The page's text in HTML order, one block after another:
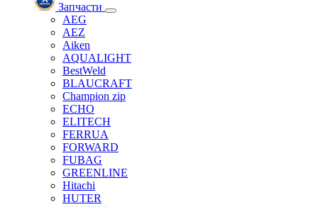
Запчасти
AEG
AEZ
Aiken
AQUALIGHT
BestWeld
BLAUCRAFT
Champion zip
ECHO
ELITECH
FERRUA
FORWARD
FUBAG
GREENLINE
Hitachi
HUTER